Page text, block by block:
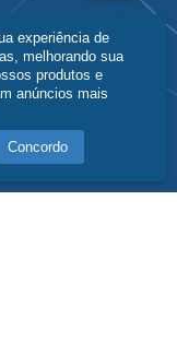
experiência de
melhorando sua
produtos e
anúncios mais
Concordo